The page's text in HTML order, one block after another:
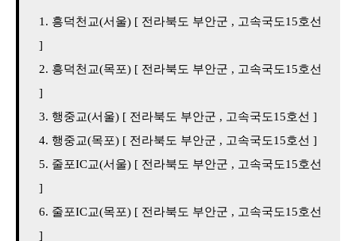
흥덕천교(서울) [ 전라북도 부안군 , 고속국도15호선
]
흥덕천교(목포) [ 전라북도 부안군 , 고속국도15호선
]
행중교(서울) [ 전라북도 부안군 , 고속국도15호선 ]
행중교(목포) [ 전라북도 부안군 , 고속국도15호선 ]
줄포IC교(서울) [ 전라북도 부안군 , 고속국도15호선
]
줄포IC교(목포) [ 전라북도 부안군 , 고속국도15호선
]